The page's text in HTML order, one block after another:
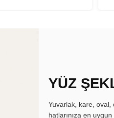
YÜZ
Yuvarlak, kare,
hatlarınıza en